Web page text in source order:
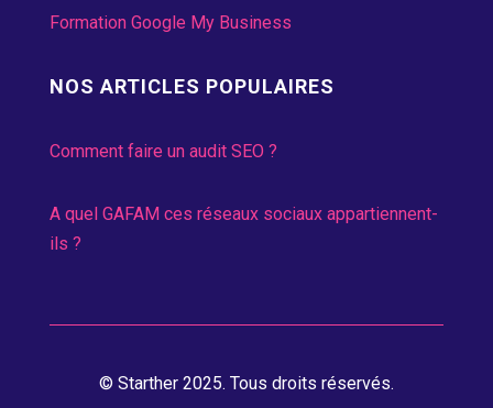
Formation Google My Business
NOS ARTICLES POPULAIRES
Comment faire un audit SEO ?
A quel GAFAM ces réseaux sociaux appartiennent-
ils ?
© Starther 2025. Tous droits réservés.